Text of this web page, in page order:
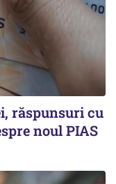
răspunsuri cu
noul PIAS